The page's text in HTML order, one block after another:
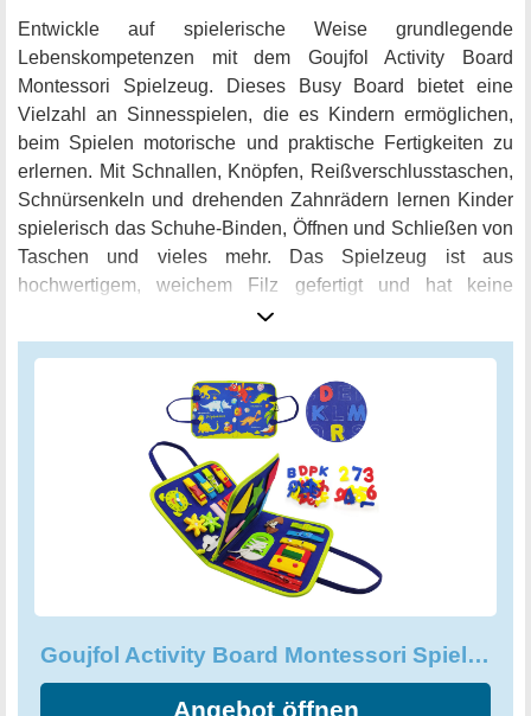
Entwickle auf spielerische Weise grundlegende
Lebenskompetenzen mit dem Goujfol Activity Board
Montessori Spielzeug. Dieses Busy Board bietet eine
Vielzahl an Sinnesspielen, die es Kindern ermöglichen,
beim Spielen motorische und praktische Fertigkeiten zu
erlernen. Mit Schnallen, Knöpfen, Reißverschlusstaschen,
Schnürsenkeln und drehenden Zahnrädern lernen Kinder
spielerisch das Schuhe-Binden, Öffnen und Schließen von
Taschen und vieles mehr. Das Spielzeug ist aus
hochwertigem, weichem Filz gefertigt und hat keine
scharfen Kanten, so dass es sicher und einfach zu
bedienen ist. Es ist farbenfroh und äußerst raffiniert
Koordination sowie die Feinmotorik zu verbessern. Dank
seines geringen Gewichts und der tragbaren
Aufbewahrungstasche ist es ein ideales Reisespielzeug,
besonders auf langen Reisen mit dem Auto oder Flugzeug.
Dieses Montessori-Spielzeug ist ein perfektes Geschenk
für neugierige Jungen und Mädchen, für
Kindergeburtstage, Weihnachtsgeschenke und Feiertage
oder sogar als Geschenk im Klassenzimmer. Verbessern
Entwicklung mit dem Goujfol Activity Board Montessori
Spielzeug.
Goujfol Activity Board Montessori Spielzeug, Busy Board für Kinder
Angebot öffnen